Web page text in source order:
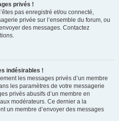
privés !
pas enregistré et/ou connecté,
privée sur l’ensemble du forum, ou
des messages. Contactez
indésirables !
les messages privés d’un membre
les paramètres de votre messagerie
privés abusifs d’un membre en
modérateurs. Ce dernier a la
un membre d’envoyer des messages